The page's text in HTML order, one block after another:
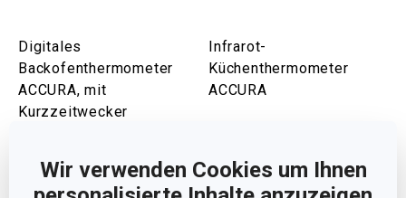
Wir verwenden Cookies um Ihnen
Digitales
Backofenthermometer
ACCURA, mit
Kurzzeitwecker
Auf Lager
Infrarot-
Küchenthermometer
ACCURA
Auf Lager